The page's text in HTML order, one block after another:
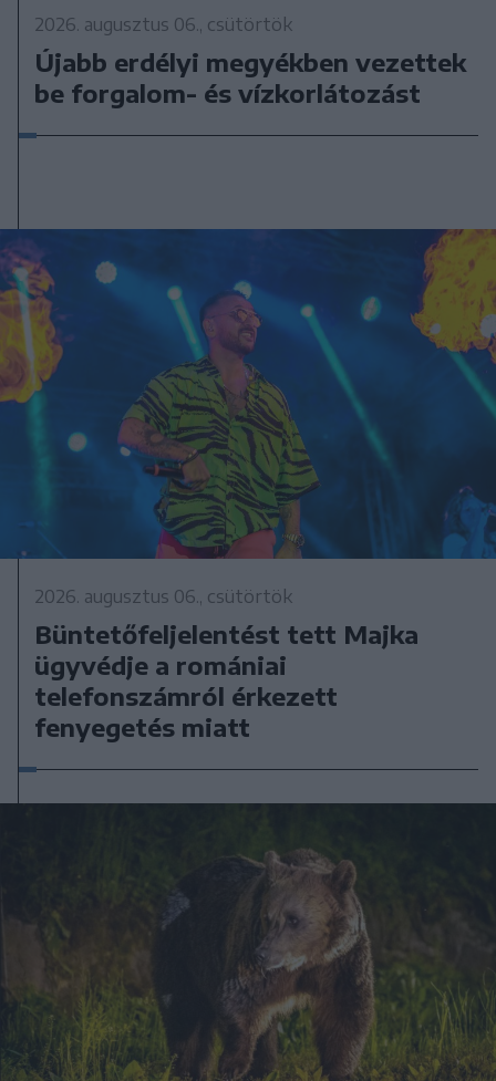
2026. augusztus 06., csütörtök
Újabb erdélyi megyékben vezettek
be forgalom- és vízkorlátozást
2026. augusztus 06., csütörtök
Büntetőfeljelentést tett Majka
ügyvédje a romániai
telefonszámról érkezett
fenyegetés miatt